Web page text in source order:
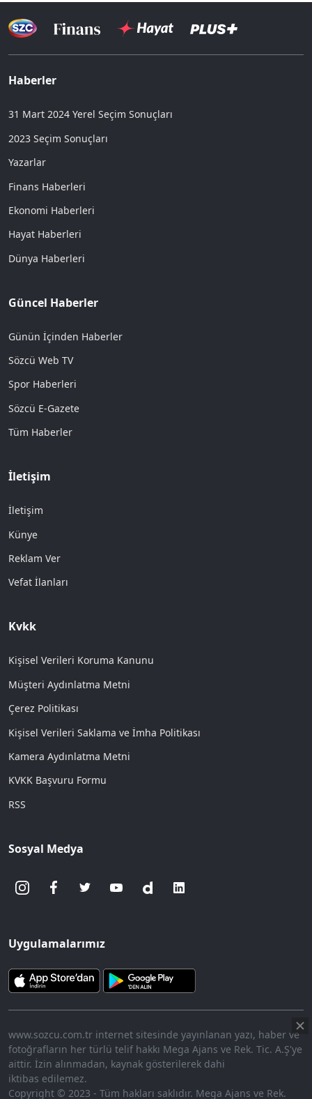
Haberler
31 Mart 2024 Yerel Seçim Sonuçları
2023 Seçim Sonuçları
Yazarlar
Finans Haberleri
Ekonomi Haberleri
Hayat Haberleri
Dünya Haberleri
Güncel Haberler
Günün İçinden Haberler
Sözcü Web TV
Spor Haberleri
Sözcü E-Gazete
Tüm Haberler
İletişim
İletişim
Künye
Reklam Ver
Vefat İlanları
Kvkk
Kişisel Verileri Koruma Kanunu
Müşteri Aydınlatma Metni
Çerez Politikası
Kişisel Verileri Saklama ve İmha Politikası
Kamera Aydınlatma Metni
KVKK Başvuru Formu
RSS
Sosyal Medya
Uygulamalarımız
www.sozcu.com.tr internet sitesinde yayınlanan yazı, haber ve
fotoğrafların her türlü telif hakkı Mega Ajans ve Rek. Tic. A.Ş'ye
aittir. İzin alınmadan, kaynak gösterilerek dahi
iktibas edilemez.
Copyright © 2023 - Tüm hakları saklıdır. Mega Ajans ve Rek.